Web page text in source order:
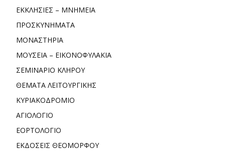
ΕΚΚΛΗΣΙΕΣ – ΜΝΗΜΕΙΑ
ΠΡΟΣΚΥΝΗΜΑΤΑ
ΜΟΝΑΣΤΗΡΙΑ
ΜΟΥΣΕΙΑ – ΕΙΚΟΝΟΦΥΛΑΚΙΑ
ΣΕΜΙΝΑΡΙΟ ΚΛΗΡΟΥ
ΘΕΜΑΤΑ ΛΕΙΤΟΥΡΓΙΚΗΣ
ΚΥΡΙΑΚΟΔΡΟΜΙΟ
ΑΓΙΟΛΟΓΙΟ
ΕΟΡΤΟΛΟΓΙΟ
ΕΚΔΟΣΕΙΣ ΘΕΟΜΟΡΦΟΥ